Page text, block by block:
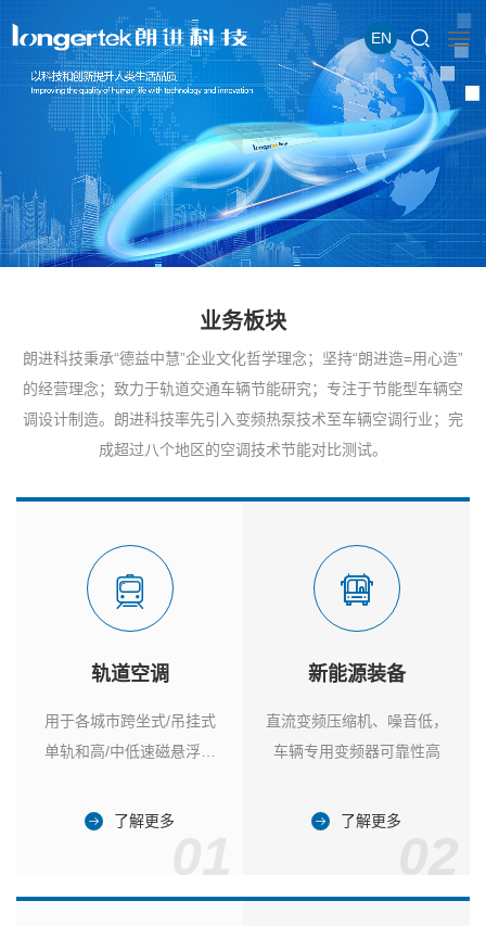
EN
业务板块
朗进科技秉承“德益中慧”企业文化哲学理念；坚持“朗进造=用心造”
的经营理念；致力于轨道交通车辆节能研究；专注于节能型车辆空
调设计制造。朗进科技率先引入变频热泵技术至车辆空调行业；完
成超过八个地区的空调技术节能对比测试。
轨道空调
用于各城市跨坐式/吊挂式
单轨和高/中低速磁悬浮列
了解更多
新能源装备
直流变频压缩机、噪音低，
车辆专用变频器可靠性高
了解更多